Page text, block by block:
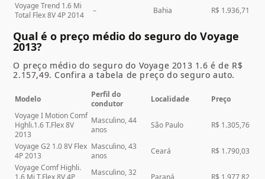
Voyage Trend 1.6 Mi
Total Flex 8V 4P 2014
– Bahia R$ 1.936,71
Qual é o preço médio do seguro do Voyage
2013?
O preço médio do seguro do Voyage 2013 1.6 é de R$
2.157,49. Confira a tabela de preço do seguro auto.
Modelo
Perfil do
condutor
Localidade
Preço
Voyage I Motion Comf
Hghli.1.6 T.Flex 8V
2013
Masculino, 44
anos
São Paulo R$ 1.305,76
Voyage G2 1.0 8V Flex
4P 2013
Masculino, 43
anos
Ceará
R$ 1.790,03
Voyage Comf Highli.
Masculino, 32